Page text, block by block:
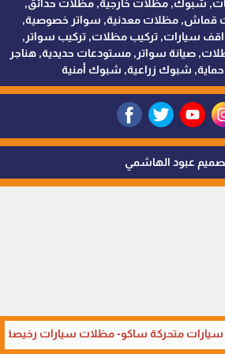
متحركة ساكو- مظلات سيارات رخيصة
شبوك, مظلات خارجية, مظلات حدائق,
قماش, مظلات معدنية, سواتر خصوصية,
سيارات, تركيب مظلات, تركيب سواتر,
صيانة سواتر, مستودعات حديدية, هناجر
شبوك زراعية, شبوك أمنية
عبود الهاشمي